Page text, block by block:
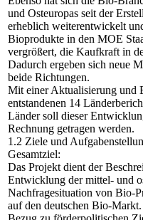
und Osteuropas seit der
erheblich weiterentwickelt
Bioprodukte in den MOE
vergrößert, die Kaufkraft in
Dadurch ergeben sich neue
beide Richtungen.
Mit einer Aktualisierung und
entstandenen 14
Länder soll dieser
Rechnung getragen werden.
1.2 Ziele und
Gesamtziel:
Das Projekt dient der
Entwicklung der mittel- und
Nachfragesituation von Bio-
auf den deutschen Bio-Markt.